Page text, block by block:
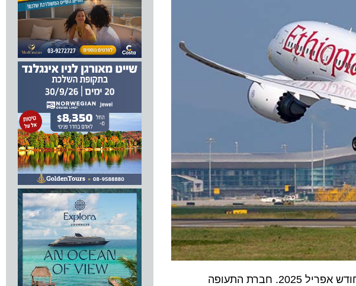
(Ethiopian Airlines) הודיעה הבוקר (ב') על הרחבת פעילותה בישראל החל מחודש אפריל 2025. חברת התעופה